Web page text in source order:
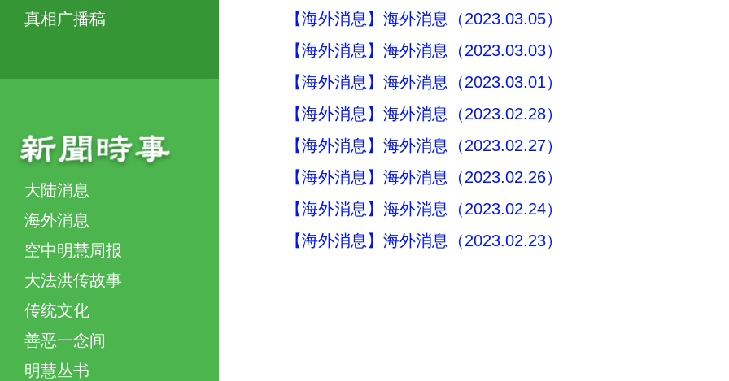
真相广播稿
大陆消息
海外消息
空中明慧周报
大法洪传故事
传统文化
善恶一念间
明慧丛书
【海外消息】海外消息（2023.03.05）
【海外消息】海外消息（2023.03.03）
【海外消息】海外消息（2023.03.01）
【海外消息】海外消息（2023.02.28）
【海外消息】海外消息（2023.02.27）
【海外消息】海外消息（2023.02.26）
【海外消息】海外消息（2023.02.24）
【海外消息】海外消息（2023.02.23）